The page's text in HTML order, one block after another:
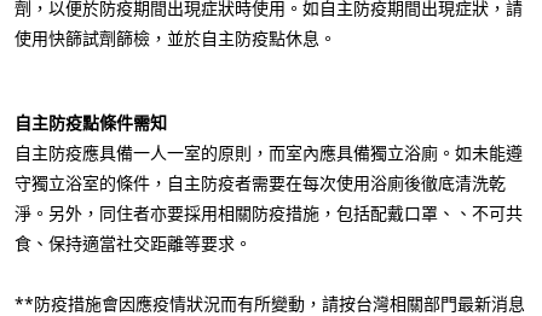
劑，以便於防疫期間出現症狀時使用。如自主防疫期間出現症狀，請
使用快篩試劑篩檢，並於自主防疫點休息。
自主防疫點條件需知
自主防疫應具備一人一室的原則，而室內應具備獨立浴廁。如未能遵
守獨立浴室的條件，自主防疫者需要在每次使用浴廁後徹底清洗乾
淨。另外，同住者亦要採用相關防疫措施，包括配戴口罩、、不可共
食、保持適當社交距離等要求。
**防疫措施會因應疫情狀況而有所變動，請按台灣相關部門最新消息